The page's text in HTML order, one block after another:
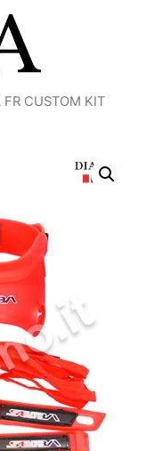
FR CUSTOM KIT